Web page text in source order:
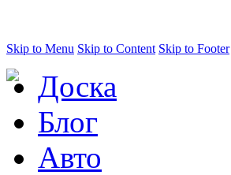
Skip to Menu Skip to Content Skip to Footer
Доска
Блог
Авто